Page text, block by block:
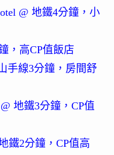
@ 地鐵4分鐘，小
，高CP值飯店
手線3分鐘，房間舒
地鐵3分鐘，CP值
鐵2分鐘，CP值高